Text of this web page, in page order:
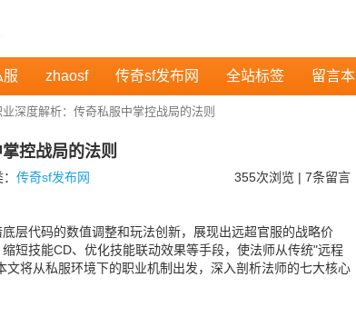
服 zhaosf 传奇sf发布网 全站标签 留言本
深度解析：传奇私服中掌控战局的法则
控战局的法则
传奇sf发布网 355次浏览 | 7条留言
层代码的数值调整和玩法创新，展现出远超官服的战略价
短技能CD、优化技能联动效果等手段，使法师从传统"远程
将从私服环境下的职业机制出发，深入剖析法师的七大核心